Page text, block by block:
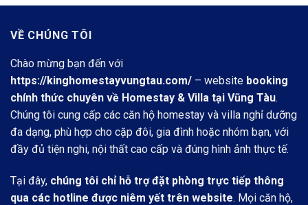
VỀ CHÚNG TÔI
Chào mừng bạn đến với
https://kinghomestayvungtau.com/ – website booking
chính thức chuyên về Homestay & Villa tại Vũng Tàu.
Chúng tôi cung cấp các căn hộ homestay và villa nghỉ dưỡng
đa dạng, phù hợp cho cặp đôi, gia đình hoặc nhóm bạn, với
đầy đủ tiện nghi, nội thất cao cấp và đúng hình ảnh thực tế.
Tại đây, chúng tôi chỉ hỗ trợ đặt phòng trực tiếp thông
qua các hotline được niêm yết trên website. Mọi căn hộ,